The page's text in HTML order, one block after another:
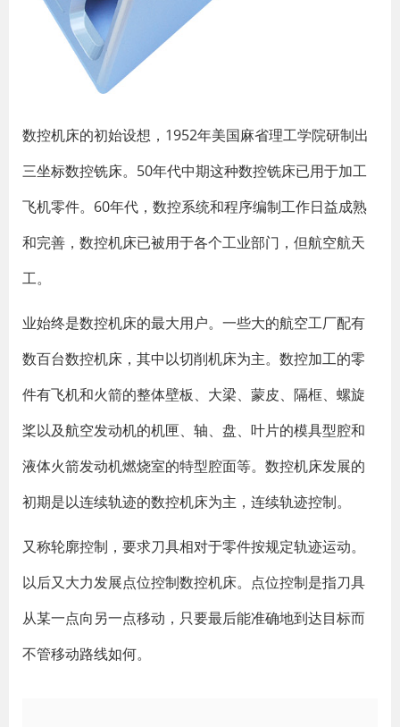
数控机床的初始设想，1952年美国麻省理工学院研制出
三坐标数控铣床。50年代中期这种数控铣床已用于加工
飞机零件。60年代，数控系统和程序编制工作日益成熟
和完善，数控机床已被用于各个工业部门，但航空航天
工。
业始终是数控机床的最大用户。一些大的航空工厂配有
数百台数控机床，其中以切削机床为主。数控加工的零
件有飞机和火箭的整体壁板、大梁、蒙皮、隔框、螺旋
桨以及航空发动机的机匣、轴、盘、叶片的模具型腔和
液体火箭发动机燃烧室的特型腔面等。数控机床发展的
初期是以连续轨迹的数控机床为主，连续轨迹控制。
又称轮廓控制，要求刀具相对于零件按规定轨迹运动。
以后又大力发展点位控制数控机床。点位控制是指刀具
从某一点向另一点移动，只要最后能准确地到达目标而
不管移动路线如何。